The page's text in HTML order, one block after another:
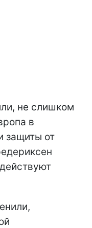
не слишком
в
защиты от